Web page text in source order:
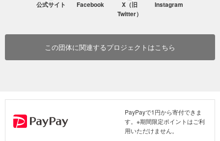
た」「熱がこもらなくなり、日中も室内で過ごせるようになった」
といった声が多く寄せられ、住環境が大きく改善したことが確認さ
家畜がつなぐ、明日への生計
シェルターの建設に加え、生計向上支援として、女性主導世帯や高
裨益（ひえき）者の選定にあたっては、経済状況や世帯構成等を踏
まえて公正性に配慮し、難民世帯200世帯および干ばつや過去の紛
争の影響を受けながら難民を受け入れてきたホストコミュニティー
の200世帯を対象としました。
公式サイト Facebook
X（旧
Twitter）
Instagram
この団体に関連するプロジェクトはこちら
PayPayで1円から寄付できま
す。※期間限定ポイントはご利
用いただけません。